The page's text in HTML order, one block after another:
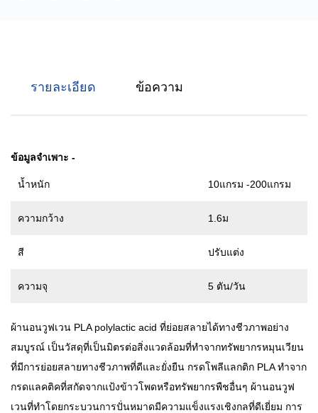
รายละเอียด ข้อความ
ข้อมูลจำเพาะ -
น้ำหนัก 10แกรม -200แกรม
ความกว้าง 1.6ม
สี ปรับแต่ง
ความจุ 5 ตัน/วัน
ผ้านอนวูฟเวน PLA polylactic acid ที่ย่อยสลายได้ทางชีวภาพอย่าง
สมบูรณ์ เป็นวัสดุที่เป็นมิตรต่อสิ่งแวดล้อมที่ทำจากทรัพยากรหมุนเวียน
ที่มีการย่อยสลายทางชีวภาพที่ดีและยั่งยืน กรดโพลีแลกติก PLA ทำจาก
กรดแลคติคที่สกัดจากแป้งข้าวโพดหรือทรัพยากรพืชอื่นๆ ผ้านอนวูฟ
เวนที่ทำโดยกระบวนการปั่นหมาดมีความแข็งแรงเชิงกลที่ดีเยี่ยม การ